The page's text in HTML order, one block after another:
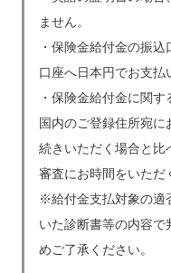
ません。
・保険金給付金の振
口座へ日本円でお支払
・保険金給付金に関
国内のご登録住所宛
続きいただく場合と比
審査にお時間をいただ
※給付金支払対象の適
いた診断書等の内容で
めご了承ください。